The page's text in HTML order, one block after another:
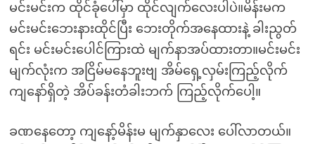
မင်းမင်းက ထိုင်ခုံပေါ်မှာ ထိုင်လျက်လေးပါပဲ။မိန်းမက
မင်းမင်းဘေးနားထိုင်ပြီး ဘေးတိုက်အနေထားနဲ့ ခါးညွတ်
ရင်း မင်းမင်းပေါင်ကြားထဲ မျက်နာအပ်ထားတာ။မင်းမင်း
မျက်လုံးက အငြိမ်မနေဘူးဗျ အိမ်ရှေ့လှမ်းကြည့်လိုက်
ကျနော်ရှိတဲ့ အိပ်ခန်းတံခါးဘက် ကြည့်လိုက်ပေါ့။
ခဏနေတော့ ကျနော့်မိန်းမ မျက်နှာလေး ပေါ်လာတယ်။